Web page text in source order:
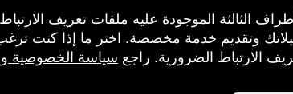
الثالثة الموجودة عليه ملفات تعريف
وتقديم خدمة مخصصة. اختر ما إذا كنت
الارتباط الضرورية. راجع سياسة الخصوصية